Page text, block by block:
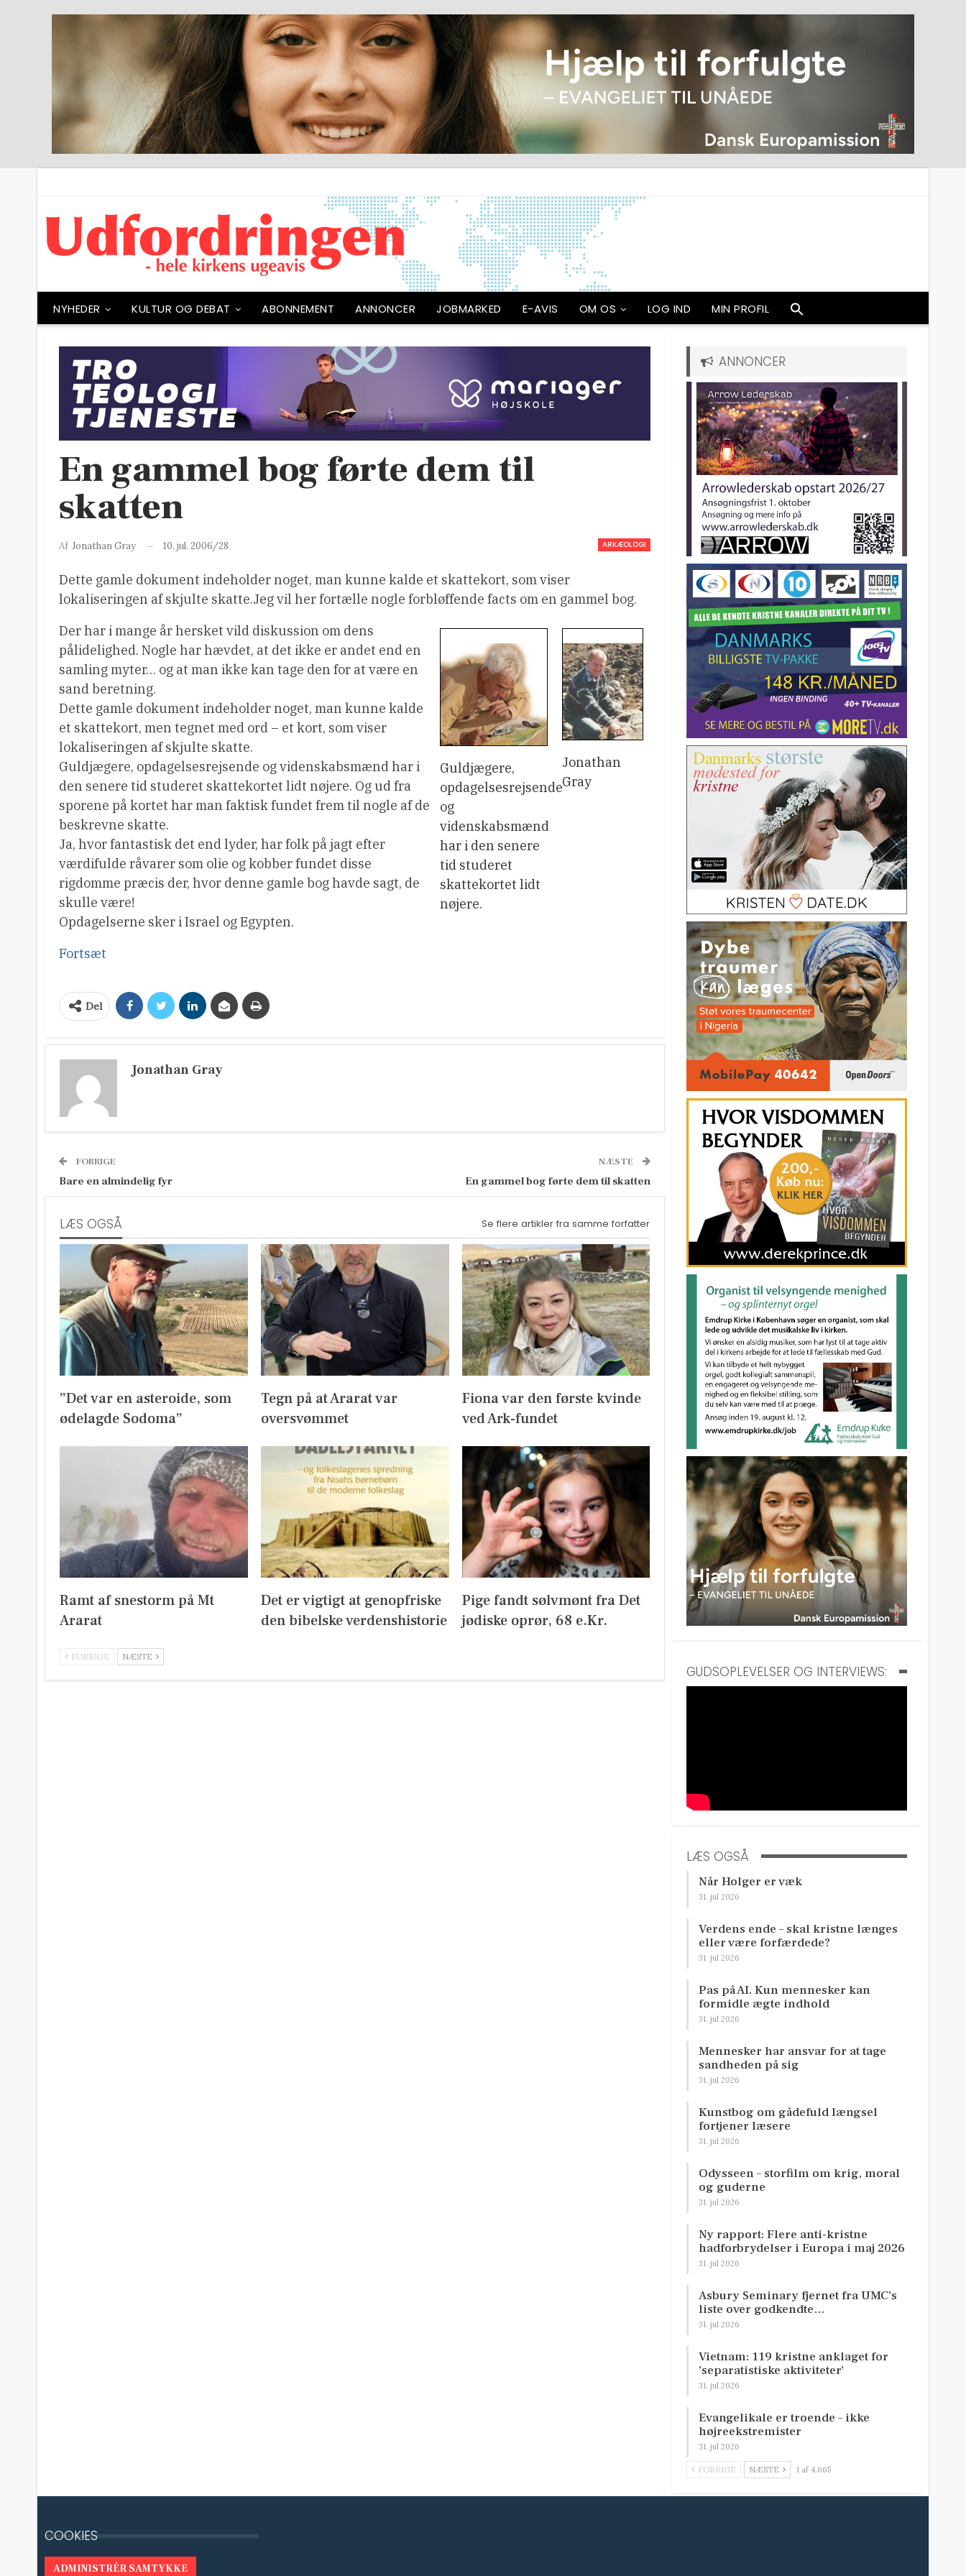
NYHEDER KULTUR OG DEBAT ABONNEMENT ANNONCER JOBMARKED E-AVIS OM OS LOG IND MIN PROFIL
En gammel bog førte dem til
skatten
ARKÆOLOGI
Af Jonathan Gray 10. jul. 2006/28
Dette gamle dokument indeholder noget, man kunne kalde et skattekort, som viser
lokaliseringen af skjulte skatte.Jeg vil her fortælle nogle forbløffende facts om en gammel bog.
Jonathan
Gray
Guldjægere,
opdagelsesrejsende
og
videnskabsmænd
har i den senere
tid studeret
skattekortet lidt
nøjere.
Der har i mange år hersket vild diskussion om dens
pålidelighed. Nogle har hævdet, at det ikke er andet end en
samling myter… og at man ikke kan tage den for at være en
sand beretning.
Dette gamle dokument indeholder noget, man kunne kalde
et skattekort, men tegnet med ord – et kort, som viser
lokaliseringen af skjulte skatte.
Guldjægere, opdagelsesrejsende og videnskabsmænd har i
den senere tid studeret skattekortet lidt nøjere. Og ud fra
sporene på kortet har man faktisk fundet frem til nogle af de
beskrevne skatte.
Ja, hvor fantastisk det end lyder, har folk på jagt efter
værdifulde råvarer som olie og kobber fundet disse
rigdomme præcis der, hvor denne gamle bog havde sagt, de
skulle være!
Opdagelserne sker i Israel og Egypten.
Fortsæt
Del
Jonathan Gray
FORRIGE
Bare en almindelig fyr
NÆSTE
En gammel bog førte dem til skatten
LÆS OGSÅ Se flere artikler fra samme forfatter
”Det var en asteroide, som
ødelagde Sodoma”
Tegn på at Ararat var
oversvømmet
Fiona var den første kvinde
ved Ark-fundet
Ramt af snestorm på Mt
Ararat
Det er vigtigt at genopfriske
den bibelske verdenshistorie
Pige fandt sølvmønt fra Det
jødiske oprør, 68 e.Kr.
FORRIGE NÆSTE
ANNONCER
GUDSOPLEVELSER OG INTERVIEWS:
LÆS OGSÅ
Når Holger er væk
31. jul 2026
Verdens ende – skal kristne længes
eller være forfærdede?
31. jul 2026
Pas på AI. Kun mennesker kan
formidle ægte indhold
31. jul 2026
Mennesker har ansvar for at tage
sandheden på sig
31. jul 2026
Kunstbog om gådefuld længsel
fortjener læsere
31. jul 2026
Odysseen – storfilm om krig, moral
og guderne
31. jul 2026
Ny rapport: Flere anti-kristne
hadforbrydelser i Europa i maj 2026
31. jul 2026
Asbury Seminary fjernet fra UMC’s
liste over godkendte…
31. jul 2026
Vietnam: 119 kristne anklaget for
’separatistiske aktiviteter’
31. jul 2026
Evangelikale er troende – ikke
højreekstremister
31. jul 2026
FORRIGE NÆSTE 1 af 4.665
COOKIES
ADMINISTRÉR SAMTYKKE